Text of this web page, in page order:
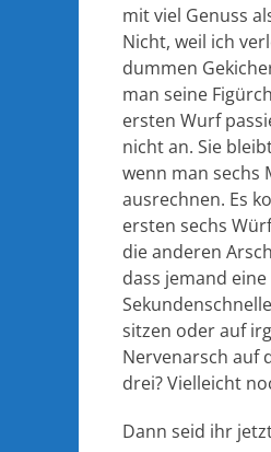
mit viel Genuss
Nicht, weil ich
dummen
man seine
ersten Wurf
nicht an. Sie
wenn man sechs
ausrechnen. Es
ersten sechs
die anderen
dass jemand
sitzen oder auf
Nervenarsch auf
drei? Vielleicht
Dann seid ihr